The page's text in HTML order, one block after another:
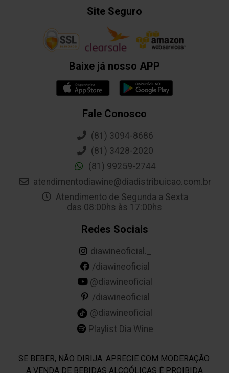
Site Seguro
Baixe já nosso APP
Fale Conosco
(81) 3094-8686
(81) 3428-2020
(81) 99259-2744
atendimentodiawine@diadistribuicao.com.br
Atendimento de Segunda a Sexta
das 08:00hs às 17:00hs
Redes Sociais
diawineoficial._
/diawineoficial
@diawineoficial
/diawineoficial
@diawineoficial
Playlist Dia Wine
SE BEBER, NÃO DIRIJA. APRECIE COM MODERAÇÃO.
A VENDA DE BEBIDAS ALCOÓLICAS É PROIBIDA